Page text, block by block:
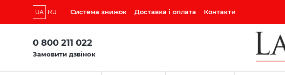
UA RU Система знижок Доставка і оплата Контакти
0 800 211 022
Замовити дзвінок